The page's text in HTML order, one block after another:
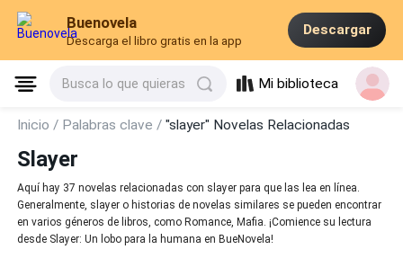
Buenovela
Descarga el libro gratis en la app
Descargar
Busca lo que quieras Mi biblioteca
Inicio / Palabras clave /"slayer" Novelas Relacionadas
Slayer
Aquí hay 37 novelas relacionadas con slayer para que las lea en línea.
Generalmente, slayer o historias de novelas similares se pueden encontrar
en varios géneros de libros, como Romance, Mafia. ¡Comience su lectura
desde Slayer: Un lobo para la humana en BueNovela!